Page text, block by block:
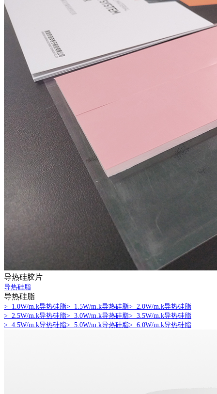
导热硅胶片
导热硅脂
导热硅脂
> 1.0W/m.k导热硅脂> 1.5W/m.k导热硅脂> 2.0W/m.k导热硅脂
> 2.5W/m.k导热硅脂> 3.0W/m.k导热硅脂> 3.5W/m.k导热硅脂
> 4.5W/m.k导热硅脂> 5.0W/m.k导热硅脂> 6.0W/m.k导热硅脂